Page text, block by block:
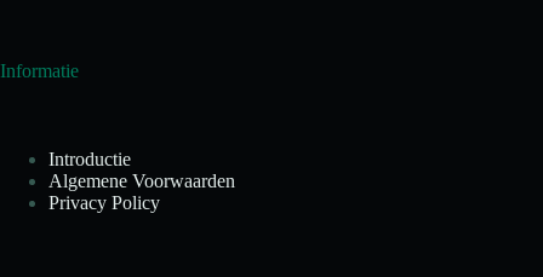
Informatie
Introductie
Algemene Voorwaarden
Privacy Policy